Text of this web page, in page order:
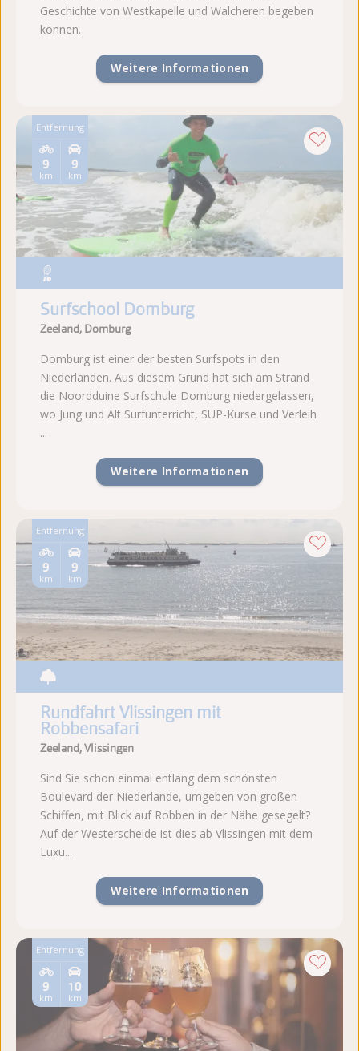
Entfernung
9
km
9
km
Surfschool Domburg
Zeeland, Domburg
Domburg ist einer der besten Surfspots in den
Niederlanden. Aus diesem Grund hat sich am Strand
die Noordduine Surfschule Domburg niedergelassen,
wo Jung und Alt Surfunterricht, SUP-Kurse und Verleih
...
Weitere Informationen
Entfernung
10
km
9
km
Entfernung
9
km
9
km
Rundfahrt Vlissingen mit
Robbensafari
Zeeland, Vlissingen
Sind Sie schon einmal entlang dem schönsten
Boulevard der Niederlande, umgeben von großen
Schiffen, mit Blick auf Robben in der Nähe gesegelt?
Auf der Westerschelde ist dies ab Vlissingen mit dem
Luxu...
Weitere Informationen
Geschichte von Westkapelle und Walcheren begeben
können.
Weitere Informationen